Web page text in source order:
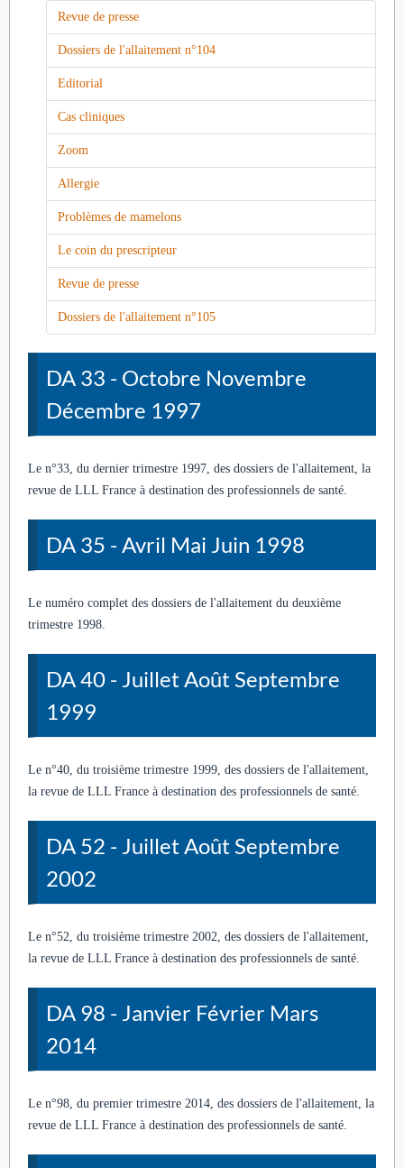
Revue de presse
Dossiers de l'allaitement n°104
Editorial
Cas cliniques
Zoom
Allergie
Problèmes de mamelons
Le coin du prescripteur
Revue de presse
Dossiers de l'allaitement n°105
DA 33 - Octobre Novembre
Décembre 1997
Le n°33, du dernier trimestre 1997, des dossiers de l'allaitement, la
revue de LLL France à destination des professionnels de santé.
DA 35 - Avril Mai Juin 1998
Le numéro complet des dossiers de l'allaitement du deuxième
trimestre 1998.
DA 40 - Juillet Août Septembre
1999
Le n°40, du troisième trimestre 1999, des dossiers de l'allaitement,
la revue de LLL France à destination des professionnels de santé.
DA 52 - Juillet Août Septembre
2002
Le n°52, du troisième trimestre 2002, des dossiers de l'allaitement,
la revue de LLL France à destination des professionnels de santé.
DA 98 - Janvier Février Mars
2014
Le n°98, du premier trimestre 2014, des dossiers de l'allaitement, la
revue de LLL France à destination des professionnels de santé.